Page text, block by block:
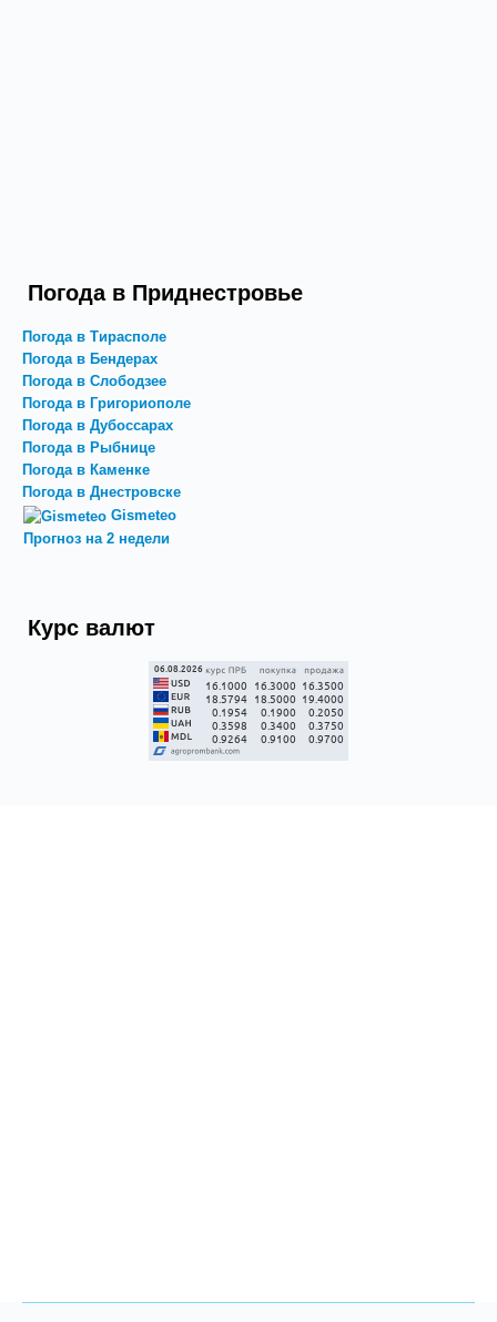
Погода в Приднестровье
Погода в Тирасполе
Погода в Бендерах
Погода в Слободзее
Погода в Григориополе
Погода в Дубоссарах
Погода в Рыбнице
Погода в Каменке
Погода в Днестровске
Gismeteo
Прогноз на 2 недели
Курс валют